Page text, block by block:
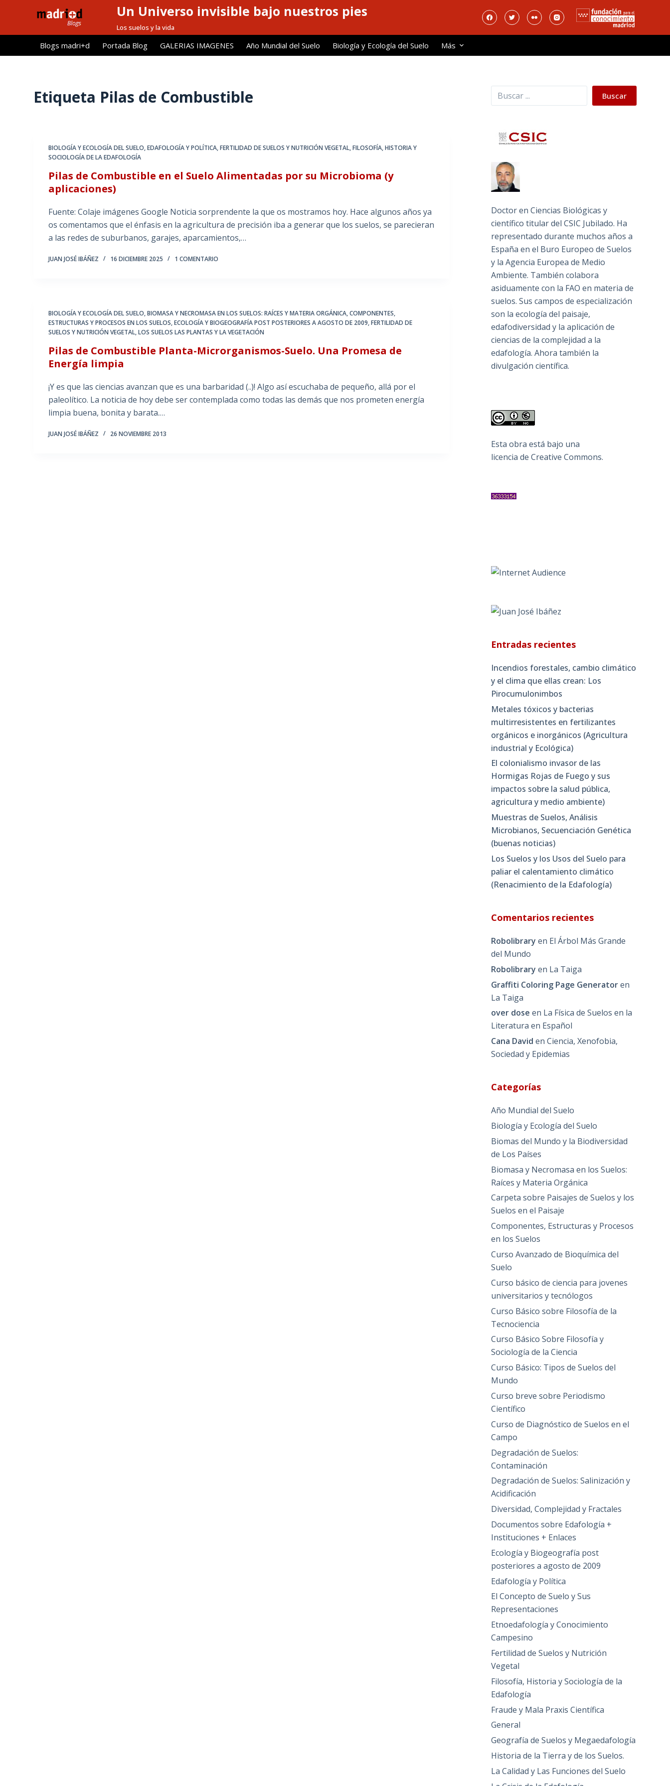
l
Un Universo invisible bajo nuestros pies
Los suelos y la vida
Blogs madri+d Portada Blog GALERIAS IMAGENES Año Mundial del Suelo Biología y Ecología del Suelo Más
Etiqueta Pilas de Combustible
BIOLOGÍA Y ECOLOGÍA DEL SUELO,EDAFOLOGÍA Y POLÍTICA,FERTILIDAD DE SUELOS Y NUTRICIÓN VEGETAL,FILOSOFÍA, HISTORIA Y
SOCIOLOGÍA DE LA EDAFOLOGÍA
Pilas de Combustible en el Suelo Alimentadas por su Microbioma (y
aplicaciones)
Fuente: Colaje imágenes Google Noticia sorprendente la que os mostramos hoy. Hace algunos años ya
os comentamos que el énfasis en la agricultura de precisión iba a generar que los suelos, se parecieran
a las redes de suburbanos, garajes, aparcamientos,…
JUAN JOSÉ IBÁÑEZ 16 DICIEMBRE 2025 1 COMENTARIO
BIOLOGÍA Y ECOLOGÍA DEL SUELO,BIOMASA Y NECROMASA EN LOS SUELOS: RAÍCES Y MATERIA ORGÁNICA,COMPONENTES,
ESTRUCTURAS Y PROCESOS EN LOS SUELOS,ECOLOGÍA Y BIOGEOGRAFÍA POST POSTERIORES A AGOSTO DE 2009,FERTILIDAD DE
SUELOS Y NUTRICIÓN VEGETAL,LOS SUELOS LAS PLANTAS Y LA VEGETACIÓN
Pilas de Combustible Planta-Microrganismos-Suelo. Una Promesa de
Energía limpia
¡Y es que las ciencias avanzan que es una barbaridad (..)! Algo así escuchaba de pequeño, allá por el
paleolítico. La noticia de hoy debe ser contemplada como todas las demás que nos prometen energía
limpia buena, bonita y barata.…
JUAN JOSÉ IBÁÑEZ 26 NOVIEMBRE 2013
Buscar Buscar
Doctor en Ciencias Biológicas y
científico titular del CSIC Jubilado. Ha
representado durante muchos años a
España en el Buro Europeo de Suelos
y la Agencia Europea de Medio
Ambiente. También colabora
asiduamente con la FAO en materia de
suelos. Sus campos de especialización
son la ecología del paisaje,
edafodiversidad y la aplicación de
ciencias de la complejidad a la
edafología. Ahora también la
divulgación científica.
Esta obra está bajo una
licencia de Creative Commons.
Entradas recientes
Incendios forestales, cambio climático
y el clima que ellas crean: Los
Pirocumulonimbos
Metales tóxicos y bacterias
multirresistentes en fertilizantes
orgánicos e inorgánicos (Agricultura
industrial y Ecológica)
El colonialismo invasor de las
Hormigas Rojas de Fuego y sus
impactos sobre la salud pública,
agricultura y medio ambiente)
Muestras de Suelos, Análisis
Microbianos, Secuenciación Genética
(buenas noticias)
Los Suelos y los Usos del Suelo para
paliar el calentamiento climático
(Renacimiento de la Edafología)
Comentarios recientes
Robolibrary en El Árbol Más Grande
del Mundo
Robolibrary en La Taiga
Graffiti Coloring Page Generatoren
La Taiga
over dose en La Física de Suelos en la
Literatura en Español
Cana David enCiencia, Xenofobia,
Sociedad y Epidemias
Categorías
Año Mundial del Suelo
Biología y Ecología del Suelo
Biomas del Mundo y la Biodiversidad
de Los Países
Biomasa y Necromasa en los Suelos:
Raíces y Materia Orgánica
Carpeta sobre Paisajes de Suelos y los
Suelos en el Paisaje
Componentes, Estructuras y Procesos
en los Suelos
Curso Avanzado de Bioquímica del
Suelo
Curso básico de ciencia para jovenes
universitarios y tecnólogos
Curso Básico sobre Filosofía de la
Tecnociencia
Curso Básico Sobre Filosofía y
Sociología de la Ciencia
Curso Básico: Tipos de Suelos del
Mundo
Curso breve sobre Periodismo
Científico
Curso de Diagnóstico de Suelos en el
Campo
Degradación de Suelos:
Contaminación
Degradación de Suelos: Salinización y
Acidificación
Diversidad, Complejidad y Fractales
Documentos sobre Edafología +
Instituciones + Enlaces
Ecología y Biogeografía post
posteriores a agosto de 2009
Edafología y Política
El Concepto de Suelo y Sus
Representaciones
Etnoedafología y Conocimiento
Campesino
Fertilidad de Suelos y Nutrición
Vegetal
Filosofía, Historia y Sociología de la
Edafología
Fraude y Mala Praxis Científica
General
Geografía de Suelos y Megaedafología
Historia de la Tierra y de los Suelos.
La Calidad y Las Funciones del Suelo